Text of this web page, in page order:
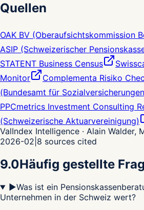
Quellen
OAK BV (Oberaufsichtskommission
ASIP (Schweizerischer
STATENT Business Census
Monitor
Complementa Risiko
(Bundesamt für
PPCmetrics Investment Consulting
(Schweizerische Aktuarvereinigung)
ValIndex Intelligence · Alain Walder,
2026-02 8 sources cited
9.0Häufig gestellte
▶Was ist ein
Unternehmen in der Schweiz wert?